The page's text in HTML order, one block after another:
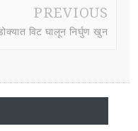
PREVIOUS
विट घालून निर्घुण खुन